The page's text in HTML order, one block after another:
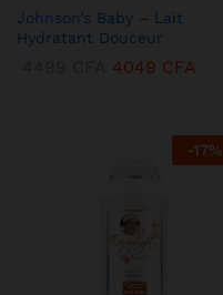
Johnson’s Baby – Lait
Hydratant Douceur
4049 CFA
-17%